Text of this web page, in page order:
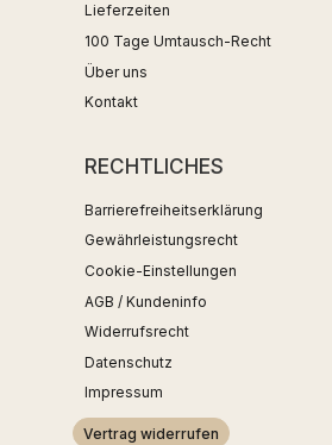
Lieferzeiten
100 Tage Umtausch-Recht
Über uns
Kontakt
RECHTLICHES
Barrierefreiheitserklärung
Gewährleistungsrecht
Cookie-Einstellungen
AGB / Kundeninfo
Widerrufsrecht
Datenschutz
Impressum
Vertrag widerrufen